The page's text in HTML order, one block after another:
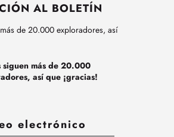
AL BOLETÍN
de 20.000 exploradores, así
siguen más de 20.000
así que ¡gracias!